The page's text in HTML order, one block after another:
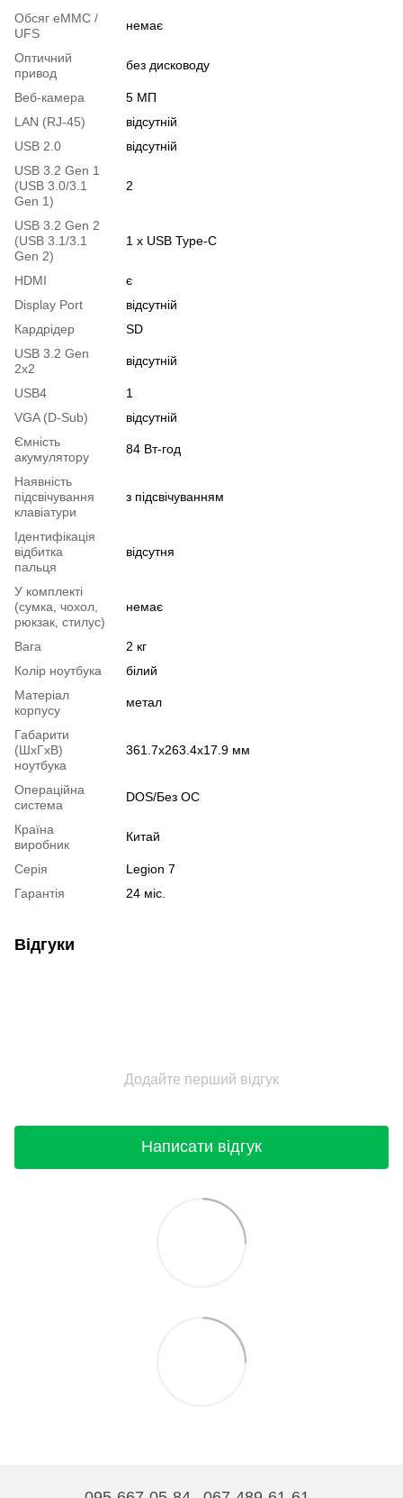
Обсяг eMMC /
UFS
немає
Оптичний
привод
без дисководу
Веб-камера
5 МП
LAN (RJ-45)
відсутній
USB 2.0
відсутній
USB 3.2 Gen 1
(USB 3.0/3.1
Gen 1)
2
USB 3.2 Gen 2
(USB 3.1/3.1
Gen 2)
1 х USB Type-C
HDMI
є
Display Port
відсутній
Кардрідер
SD
USB 3.2 Gen
2x2
відсутній
USB4
1
VGA (D-Sub)
відсутній
Ємність
акумулятору
84 Вт-год
Наявність
підсвічування
клавіатури
з підсвічуванням
Ідентифікація
відбитка
пальця
відсутня
У комплекті
(сумка, чохол,
рюкзак, стилус)
немає
Вага
2 кг
Колір ноутбука
білий
Матеріал
корпусу
метал
Габарити
(ШхГхВ)
ноутбука
361.7х263.4х17.9 мм
Операційна
система
DOS/Без ОС
Країна
виробник
Китай
Серія
Legion 7
Гарантія
24 міс.
Відгуки
Додайте перший відгук
Написати відгук